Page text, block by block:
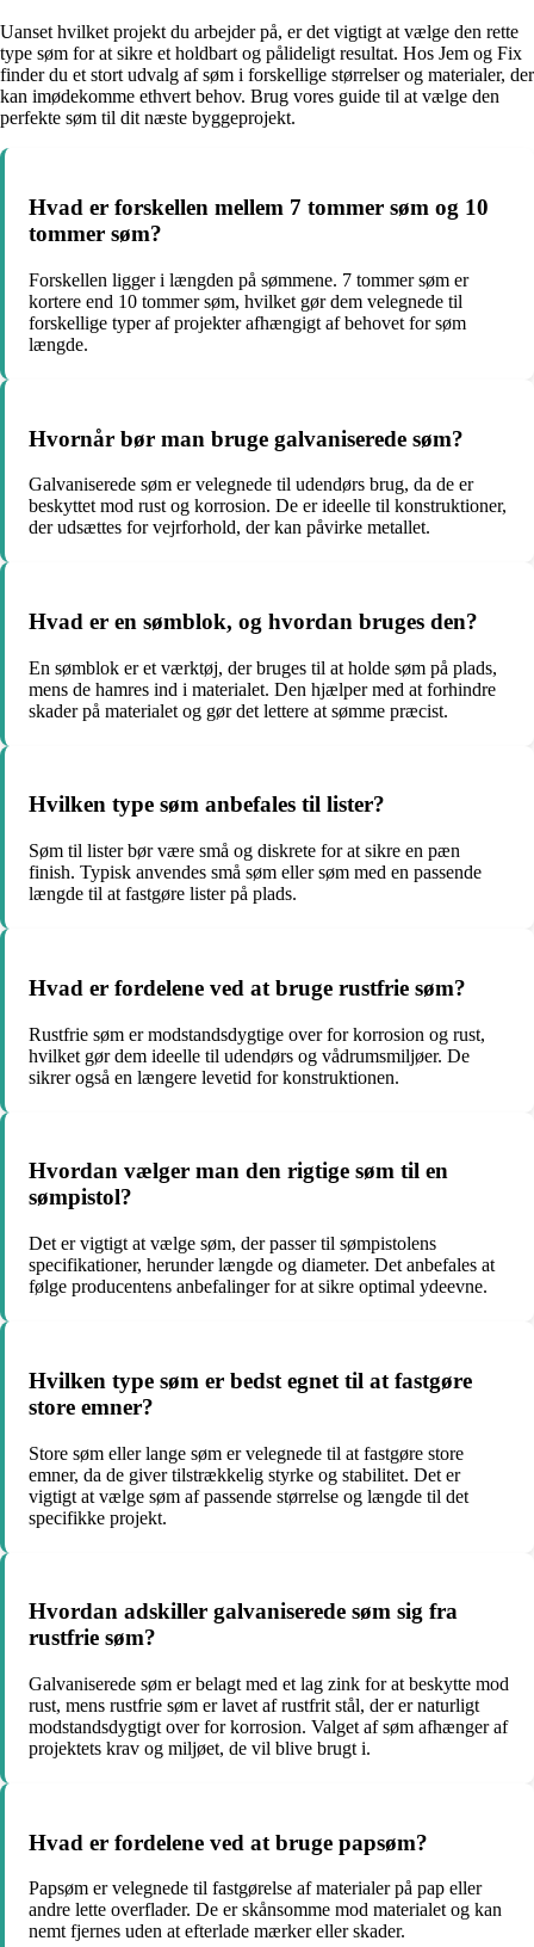
Uanset hvilket projekt du arbejder på, er det vigtigt at vælge den rette
type søm for at sikre et holdbart og pålideligt resultat. Hos Jem og Fix
finder du et stort udvalg af søm i forskellige størrelser og materialer, der
kan imødekomme ethvert behov. Brug vores guide til at vælge den
perfekte søm til dit næste byggeprojekt.
Hvad er forskellen mellem 7 tommer søm og 10
tommer søm?
Forskellen ligger i længden på sømmene. 7 tommer søm er
kortere end 10 tommer søm, hvilket gør dem velegnede til
forskellige typer af projekter afhængigt af behovet for søm
længde.
Hvornår bør man bruge galvaniserede søm?
Galvaniserede søm er velegnede til udendørs brug, da de er
beskyttet mod rust og korrosion. De er ideelle til konstruktioner,
der udsættes for vejrforhold, der kan påvirke metallet.
Hvad er en sømblok, og hvordan bruges den?
En sømblok er et værktøj, der bruges til at holde søm på plads,
mens de hamres ind i materialet. Den hjælper med at forhindre
skader på materialet og gør det lettere at sømme præcist.
Hvilken type søm anbefales til lister?
Søm til lister bør være små og diskrete for at sikre en pæn
finish. Typisk anvendes små søm eller søm med en passende
længde til at fastgøre lister på plads.
Hvad er fordelene ved at bruge rustfrie søm?
Rustfrie søm er modstandsdygtige over for korrosion og rust,
hvilket gør dem ideelle til udendørs og vådrumsmiljøer. De
sikrer også en længere levetid for konstruktionen.
Hvordan vælger man den rigtige søm til en
sømpistol?
Det er vigtigt at vælge søm, der passer til sømpistolens
specifikationer, herunder længde og diameter. Det anbefales at
følge producentens anbefalinger for at sikre optimal ydeevne.
Hvilken type søm er bedst egnet til at fastgøre
store emner?
Store søm eller lange søm er velegnede til at fastgøre store
emner, da de giver tilstrækkelig styrke og stabilitet. Det er
vigtigt at vælge søm af passende størrelse og længde til det
specifikke projekt.
Hvordan adskiller galvaniserede søm sig fra
rustfrie søm?
Galvaniserede søm er belagt med et lag zink for at beskytte mod
rust, mens rustfrie søm er lavet af rustfrit stål, der er naturligt
modstandsdygtigt over for korrosion. Valget af søm afhænger af
projektets krav og miljøet, de vil blive brugt i.
Hvad er fordelene ved at bruge papsøm?
Papsøm er velegnede til fastgørelse af materialer på pap eller
andre lette overflader. De er skånsomme mod materialet og kan
nemt fjernes uden at efterlade mærker eller skader.